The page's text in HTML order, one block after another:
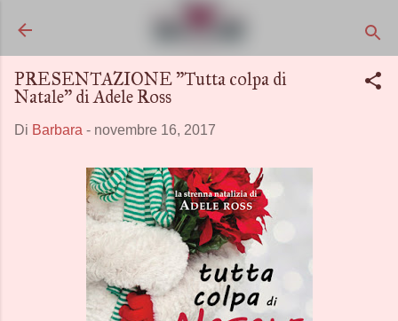
PRESENTAZIONE "Tutta colpa di
Natale" di Adele Ross
Di Barbara - novembre 16, 2017